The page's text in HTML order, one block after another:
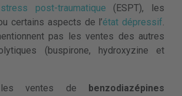
stress post-traumatique (ESPT), les
certains aspects de l’état dépressif.
pas les ventes des autres
(buspirone, hydroxyzine et
les ventes de benzodiazépines